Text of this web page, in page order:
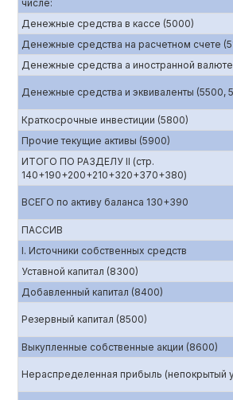
числе:
Денежные средства в кассе (5000)
Денежные средства на расчетном счете
Денежные средства а иностранной
Денежные средства и эквиваленты (5500,
Краткосрочные инвестиции (5800)
Прочие текущие активы (5900)
ИТОГО ПО РАЗДЕЛУ II (стр.
140+190+200+210+320+370+380)
ВСЕГО по активу баланса 130+390
ПАССИВ
I. Источники собственных средств
Уставной капитал (8300)
Добавленный капитал (8400)
Резервный капитал (8500)
Выкупленные собственные акции (8600)
Нераспределенная прибыль (непокрытый